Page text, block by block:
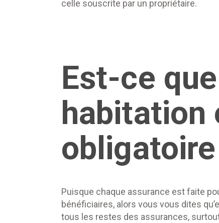
celle souscrite par un propriétaire.
Est-ce
habitation
obligatoire
Puisque chaque assurance est faite
bénéficiaires, alors vous vous dites
tous les restes des assurances,